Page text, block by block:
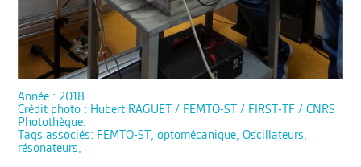
Année : 2018.
Crédit photo : Hubert RAGUET / FEMTO-ST / FIRST-TF / CNRS
Photothèque.
Tags associés: FEMTO-ST, optomécanique, Oscillateurs,
résonateurs,